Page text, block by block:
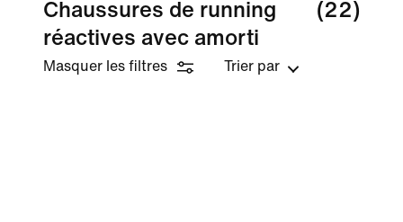
Chaussures de running
réactives avec amorti
(22)
Masquer les filtres Trier par